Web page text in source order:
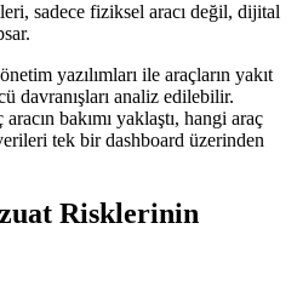
sadece fiziksel aracı değil, dijital
yazılımları ile araçların yakıt
davranışları analiz edilebilir.
aracın bakımı yaklaştı, hangi araç
tek bir dashboard üzerinden
Risklerinin